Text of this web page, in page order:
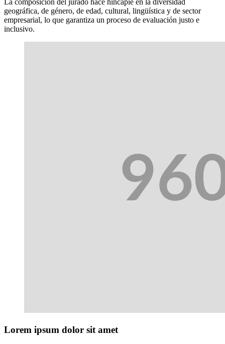
La composición del jurado hace hincapié en la diversidad
geográfica, de género, de edad, cultural, lingüística y de sector
empresarial, lo que garantiza un proceso de evaluación justo e
inclusivo.
Lorem ipsum dolor sit amet